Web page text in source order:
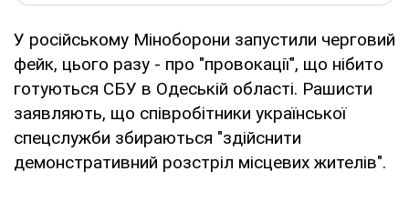
У російському Міноборони запустили черговий
фейк, цього разу - про "провокації", що нібито
готуються СБУ в Одеській області. Рашисти
заявляють, що співробітники української
спецслужби збираються "здійснити
демонстративний розстріл місцевих жителів".